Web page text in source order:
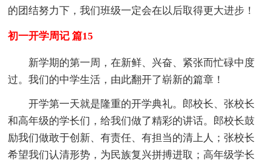
的团结努力下，我们班级一定会在以后取得更大进步！
初一开学周记 篇15
新学期的第一周，在新鲜、兴奋、紧张而忙碌中度
过。我们的中学生活，由此翻开了崭新的篇章！
开学第一天就是隆重的开学典礼。郎校长、张校长
和高年级的学长们，给我们做了精彩的讲话。郎校长鼓
励我们做敢于创新、有责任、有担当的清上人；张校长
希望我们认清形势，为民族复兴拼搏进取；高年级学长